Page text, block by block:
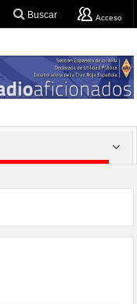
Buscar Acceso